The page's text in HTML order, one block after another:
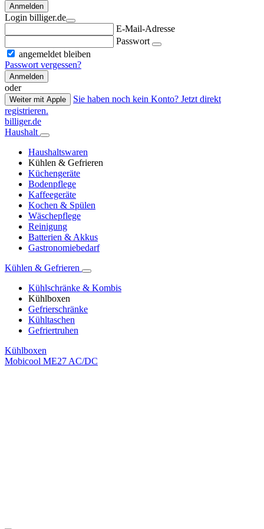
Anmelden
Login billiger.de
E-Mail-Adresse
Passwort
angemeldet bleiben
Passwort vergessen?
Anmelden
oder
Weiter mit Apple
Sie haben noch kein Konto? Jetzt direkt
registrieren.
billiger.de
Haushalt
Haushaltswaren
Kühlen & Gefrieren
Küchengeräte
Bodenpflege
Kaffeegeräte
Kochen & Spülen
Wäschepflege
Reinigung
Batterien & Akkus
Gastronomiebedarf
Kühlen & Gefrieren
Kühlschränke & Kombis
Kühlboxen
Gefrierschränke
Kühltaschen
Gefriertruhen
Kühlboxen
Mobicool ME27 AC/DC